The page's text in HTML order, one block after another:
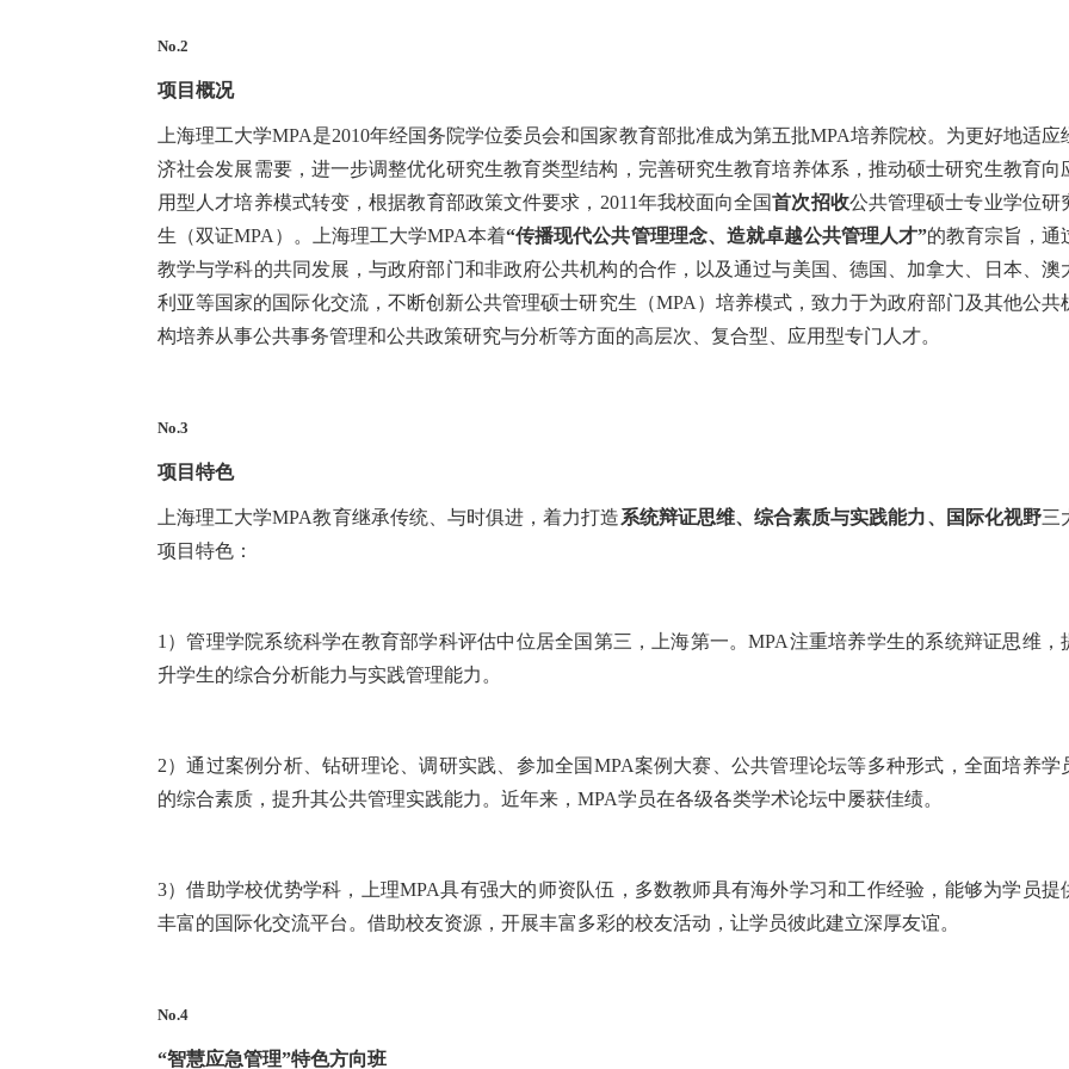
No.2
项目概况
上海理工大学MPA是2010年经国务院学位委员会和国家教育部批准成为第五批MPA培养院校。为更好地适应
济社会发展需要，进一步调整优化研究生教育类型结构，完善研究生教育培养体系，推动硕士研究生教育向
用型人才培养模式转变，根据教育部政策文件要求，2011年我校面向全国首次招收公共管理硕士专业学位研
生（双证MPA）。上海理工大学MPA本着“传播现代公共管理理念、造就卓越公共管理人才”的教育宗旨，通
教学与学科的共同发展，与政府部门和非政府公共机构的合作，以及通过与美国、德国、加拿大、日本、澳
利亚等国家的国际化交流，不断创新公共管理硕士研究生（MPA）培养模式，致力于为政府部门及其他公共
构培养从事公共事务管理和公共政策研究与分析等方面的高层次、复合型、应用型专门人才。
No.3
项目特色
上海理工大学MPA教育继承传统、与时俱进，着力打造系统辩证思维、综合素质与实践能力、国际化视野三
项目特色：
1）管理学院系统科学在教育部学科评估中位居全国第三，上海第一。MPA注重培养学生的系统辩证思维，
升学生的综合分析能力与实践管理能力。
2）通过案例分析、钻研理论、调研实践、参加全国MPA案例大赛、公共管理论坛等多种形式，全面培养学
的综合素质，提升其公共管理实践能力。近年来，MPA学员在各级各类学术论坛中屡获佳绩。
3）借助学校优势学科，上理MPA具有强大的师资队伍，多数教师具有海外学习和工作经验，能够为学员提
丰富的国际化交流平台。借助校友资源，开展丰富多彩的校友活动，让学员彼此建立深厚友谊。
No.4
“智慧应急管理”特色方向班